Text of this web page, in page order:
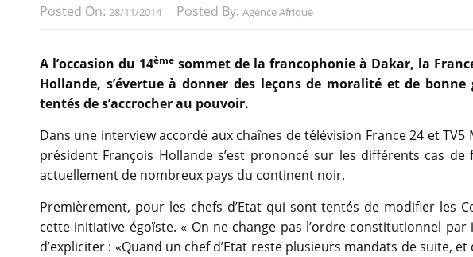
Posted On: 28/11/2014 Posted By: Agence Afrique
A l’occasion du 14èmesommet de la francophonie à Dakar, la
Hollande, s’évertue à donner des leçons de moralité et de
tentés de s’accrocher au pouvoir.
Dans une interview accordé aux chaînes de télévision France 24 et
président François Hollande s’est prononcé sur les différents cas
actuellement de nombreux pays du continent noir.
Premièrement, pour les chefs d’Etat qui sont tentés de modifier les
cette initiative égoïste. « On ne change pas l’ordre constitutionnel
d’expliciter : «Quand un chef d’Etat reste plusieurs mandats de suite,